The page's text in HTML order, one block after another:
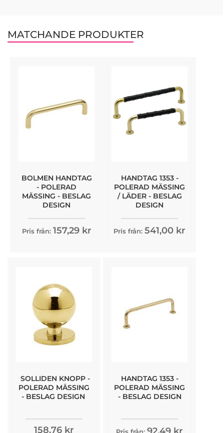
MATCHANDE PRODUKTER
BOLMEN HANDTAG
- POLERAD
MÄSSING - BESLAG
DESIGN
Pris från: 157,29 kr
HANDTAG 1353 -
POLERAD MÄSSING
/ LÄDER - BESLAG
DESIGN
Pris från: 541,00 kr
SOLLIDEN KNOPP -
POLERAD MÄSSING
- BESLAG DESIGN
158,76 kr
HANDTAG 1353 -
POLERAD MÄSSING
- BESLAG DESIGN